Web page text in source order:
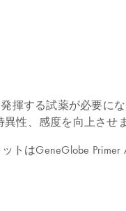
揮する試薬が必要に
性、感度を向上させま
はGeneGlobe